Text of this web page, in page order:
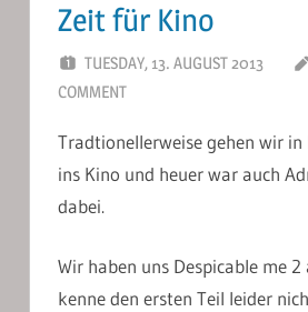
Zeit für Kino
TUESDAY, 13. AUGUST 2013
COMMENT
Tradtionellerweise gehen wir
ins Kino und heuer war auch
dabei.
Wir haben uns Despicable me 2
kenne den ersten Teil leider